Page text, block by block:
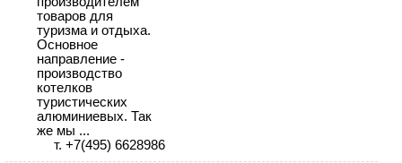
товаров для
туризма и отдыха.
Основное
направление -
производство
котелков
туристических
алюминиевых. Так
же мы ...
т. +7(495) 6628986